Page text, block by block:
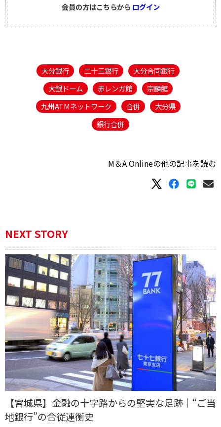
会員の方はこちらから ログイン
大分銀行 二十三銀行
大分合同銀行
大銀ドーム
赤レンガ館
宗麟館
九州ATMネットワーク​
合併
大分県
銀行合併
M＆A Onlineの他の記事を読む
NEXT STORY
【宮城県】金融の十字路からの堅実な足跡｜“ご当
地銀行”の合従連衡史